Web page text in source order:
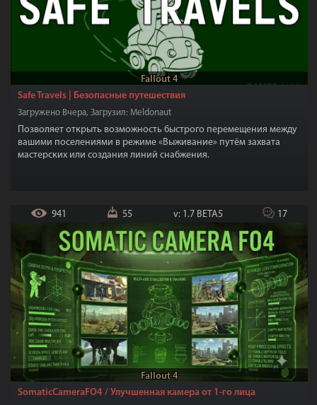
Fallout 4
Safe Travels | Безопасные путешествия
Загружено Вчера, Загрузил: Meldonaut
Позволяет открыть возможность быстрого перемещения между
вашими поселениями в режиме «Выживание» путём захвата
мастерских или создания линий снабжения.
Fallout 4
941 55 v: 1.7 BETA5 17
SomaticCameraFO4 / Улучшенная камера от 1-го лица